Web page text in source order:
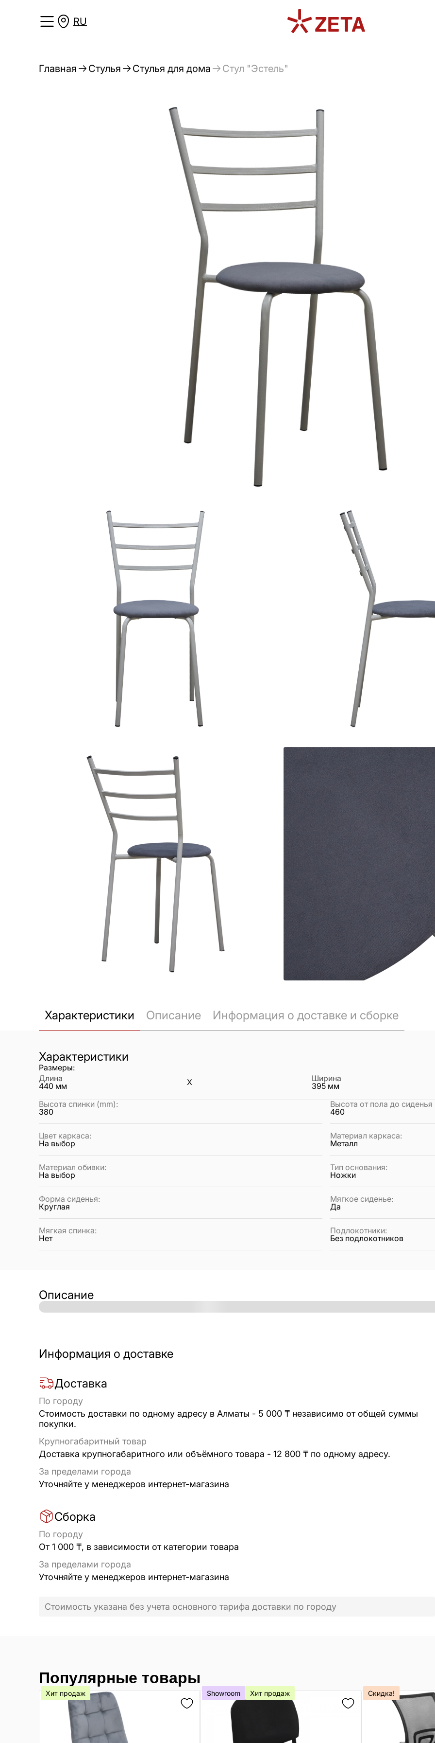
RU
Главная Стулья Стулья для дома Стул "Эстель"
Характеристики Описание Информация о доставке и сборке
Характеристики
Размеры:
Длина
440 мм X
Ширина
395 мм
Высота спинки (mm):
380
Высота от пола до сиденья
460
Цвет каркаса:
На выбор
Материал каркаса:
Металл
Материал обивки:
На выбор
Тип основания:
Ножки
Форма сиденья:
Круглая
Мягкое сиденье:
Да
Мягкая спинка:
Нет
Подлокотники:
Без подлокотников
Описание
Информация о доставке
Доставка
По городу
Стоимость доставки по одному адресу в Алматы - 5 000 ₸ независимо от общей суммы
покупки.
Крупногабаритный товар
Доставка крупногабаритного или объёмного товара - 12 800 ₸ по одному адресу.
За пределами города
Уточняйте у менеджеров интернет-магазина
Сборка
По городу
От 1 000 ₸, в зависимости от категории товара
За пределами города
Уточняйте у менеджеров интернет-магазина
Стоимость указана без учета основного тарифа доставки по городу
Популярные товары
Хит продаж Showroom Хит продаж Скидка!